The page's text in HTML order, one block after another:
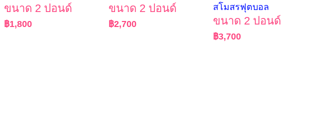
ขนาด 2 ปอนด์
฿1,800
ขนาด 2 ปอนด์
฿2,700
สโมสรฟุตบอล
ขนาด 2 ปอนด์
฿3,700